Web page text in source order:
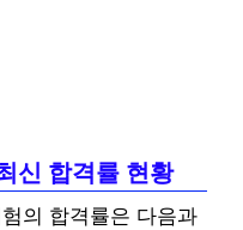
신 합격률 현황
의 합격률은 다음과